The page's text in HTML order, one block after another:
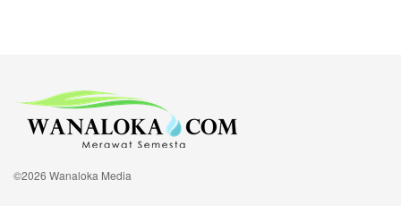
©2026 Wanaloka Media